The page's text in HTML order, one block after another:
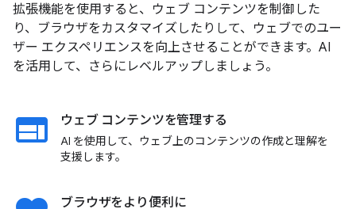
拡張機能を使用すると、ウェブ コンテンツを制御した
り、ブラウザをカスタマイズしたりして、ウェブでのユー
ザー エクスペリエンスを向上させることができます。AI
を活用して、さらにレベルアップしましょう。
web ウェブ コンテンツを管理する
AI を使用して、ウェブ上のコンテンツの作成と理解を
支援します。
ブラウザをより便利に